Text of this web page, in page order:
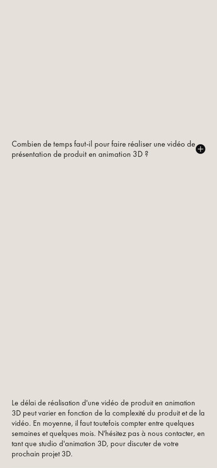
Combien de temps faut-il pour faire réaliser une vidéo de
présentation de produit en animation 3D ?
Le délai de réalisation d'une vidéo de produit en animation
3D peut varier en fonction de la complexité du produit et de la
vidéo. En moyenne, il faut toutefois compter entre quelques
semaines et quelques mois. N'hésitez pas à nous contacter, en
tant que studio d'animation 3D, pour discuter de votre
prochain projet 3D.